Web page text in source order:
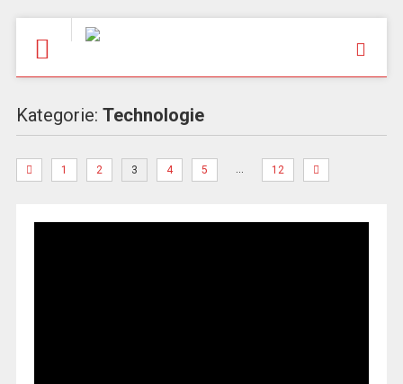
Kategorie: Technologie
1 2 3 4 5 … 12